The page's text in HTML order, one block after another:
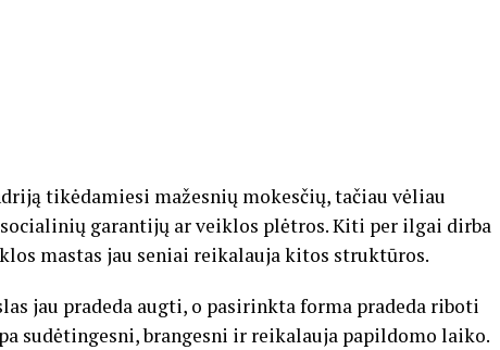
tikėdamiesi mažesnių mokesčių, tačiau vėliau
garantijų ar veiklos plėtros. Kiti per ilgai dirba
mastas jau seniai reikalauja kitos struktūros.
jau pradeda augti, o pasirinkta forma pradeda riboti
sudėtingesni, brangesni ir reikalauja papildomo laiko.